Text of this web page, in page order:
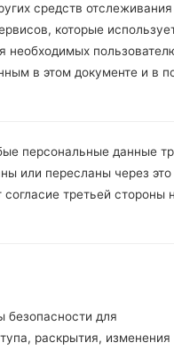
Если вы хотите
настройкам
средств
которые
необходимых
в этом документе и в
персональные данные
или пересланы через это
третьей стороны
для
раскрытия, изменения